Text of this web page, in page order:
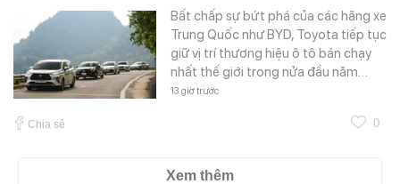
Bất chấp sự bứt phá của các hãng xe
Trung Quốc như BYD, Toyota tiếp tục
giữ vị trí thương hiệu ô tô bán chạy
nhất thế giới trong nửa đầu năm…
13 giờ trước
Chia sẻ 0
Xem thêm